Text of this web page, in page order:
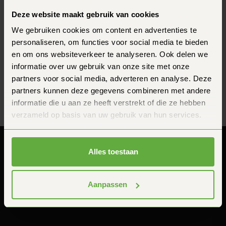
Deze website maakt gebruik van cookies
We gebruiken cookies om content en advertenties te
personaliseren, om functies voor social media te bieden
en om ons websiteverkeer te analyseren. Ook delen we
informatie over uw gebruik van onze site met onze
partners voor social media, adverteren en analyse. Deze
partners kunnen deze gegevens combineren met andere
informatie die u aan ze heeft verstrekt of die ze hebben
verzameld op basis van uw gebruik van hun services.
Alles toestaan
Aanpassen
opruiming.
Belangrijk:
Het is cruciaal dat je de prijsmatch aanvraagt vóór het
plaatsen van je bestelling. Achteraf kunnen we de prijs
helaas niet meer aanpassen.
Zo ben je altijd verzekerd van de beste deal bij
Vespucci!
Hulp & ondersteuning